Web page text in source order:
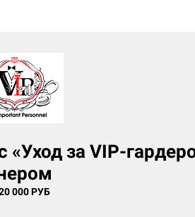
«Уход за VIP-
000 РУБ